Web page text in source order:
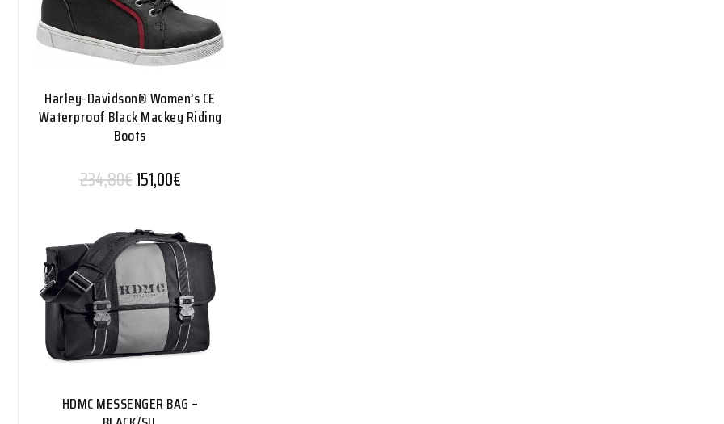
Harley-Davidson® Women’s CE
Waterproof Black Mackey Riding
Boots
234,80€Alkuperäinen hinta oli: 234,80€.
151,00€Nykyinen hinta on: 151,00€.
HDMC MESSENGER BAG –